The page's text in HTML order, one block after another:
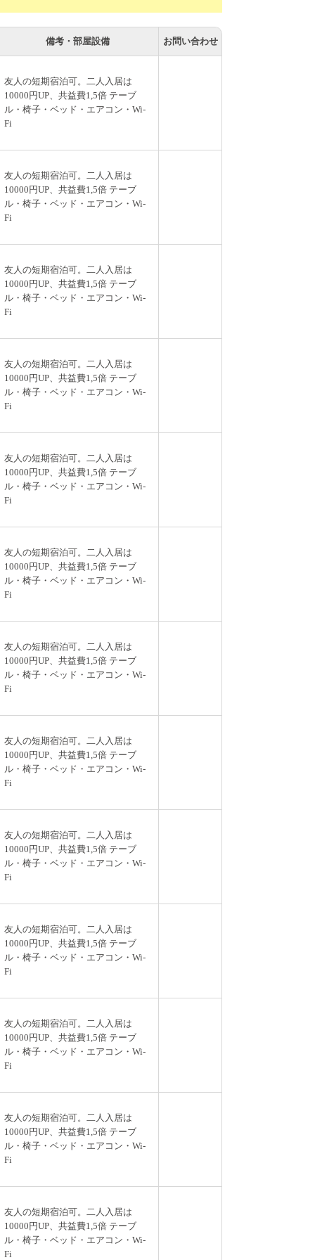
備考・部屋設備 お問い合わせ
友人の短期宿泊可。二人入居は
10000円UP、共益費1,5倍 テーブ
ル・椅子・ベッド・エアコン・Wi-
Fi
友人の短期宿泊可。二人入居は
10000円UP、共益費1,5倍 テーブ
ル・椅子・ベッド・エアコン・Wi-
Fi
友人の短期宿泊可。二人入居は
10000円UP、共益費1,5倍 テーブ
ル・椅子・ベッド・エアコン・Wi-
Fi
友人の短期宿泊可。二人入居は
10000円UP、共益費1,5倍 テーブ
ル・椅子・ベッド・エアコン・Wi-
Fi
友人の短期宿泊可。二人入居は
10000円UP、共益費1,5倍 テーブ
ル・椅子・ベッド・エアコン・Wi-
Fi
友人の短期宿泊可。二人入居は
10000円UP、共益費1,5倍 テーブ
ル・椅子・ベッド・エアコン・Wi-
Fi
友人の短期宿泊可。二人入居は
10000円UP、共益費1,5倍 テーブ
ル・椅子・ベッド・エアコン・Wi-
Fi
友人の短期宿泊可。二人入居は
10000円UP、共益費1,5倍 テーブ
ル・椅子・ベッド・エアコン・Wi-
Fi
友人の短期宿泊可。二人入居は
10000円UP、共益費1,5倍 テーブ
ル・椅子・ベッド・エアコン・Wi-
Fi
友人の短期宿泊可。二人入居は
10000円UP、共益費1,5倍 テーブ
ル・椅子・ベッド・エアコン・Wi-
Fi
友人の短期宿泊可。二人入居は
10000円UP、共益費1,5倍 テーブ
ル・椅子・ベッド・エアコン・Wi-
Fi
友人の短期宿泊可。二人入居は
10000円UP、共益費1,5倍 テーブ
ル・椅子・ベッド・エアコン・Wi-
Fi
友人の短期宿泊可。二人入居は
10000円UP、共益費1,5倍 テーブ
ル・椅子・ベッド・エアコン・Wi-
Fi